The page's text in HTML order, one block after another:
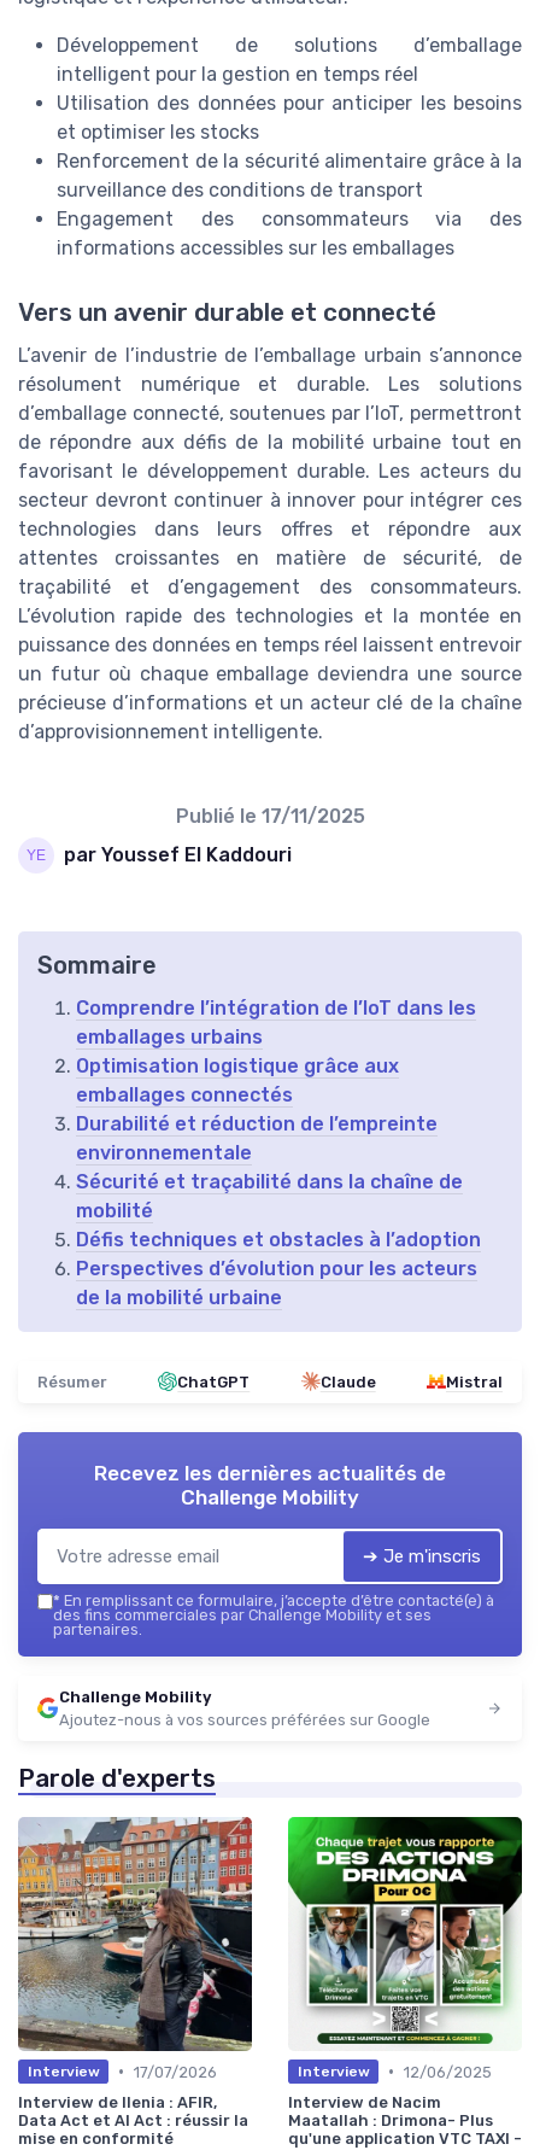
Développement de solutions d’emballage
intelligent pour la gestion en temps réel
Utilisation des données pour anticiper les besoins
et optimiser les stocks
Renforcement de la sécurité alimentaire grâce à la
surveillance des conditions de transport
Engagement des consommateurs via des
informations accessibles sur les emballages
Vers un avenir durable et connecté
L’avenir de l’industrie de l’emballage urbain s’annonce
résolument numérique et durable. Les solutions
d’emballage connecté, soutenues par l’IoT, permettront
de répondre aux défis de la mobilité urbaine tout en
favorisant le développement durable. Les acteurs du
secteur devront continuer à innover pour intégrer ces
technologies dans leurs offres et répondre aux
attentes croissantes en matière de sécurité, de
traçabilité et d’engagement des consommateurs.
L’évolution rapide des technologies et la montée en
puissance des données en temps réel laissent entrevoir
un futur où chaque emballage deviendra une source
précieuse d’informations et un acteur clé de la chaîne
d’approvisionnement intelligente.
Publié le 17/11/2025
par Youssef El Kaddouri
Sommaire
Comprendre l’intégration de l’IoT dans les
emballages urbains
Optimisation logistique grâce aux
emballages connectés
Durabilité et réduction de l’empreinte
environnementale
Sécurité et traçabilité dans la chaîne de
mobilité
Défis techniques et obstacles à l’adoption
Perspectives d’évolution pour les acteurs
de la mobilité urbaine
Résumer ChatGPT Claude Mistral
Recevez les dernières actualités de
Challenge Mobility
➔ Je m'inscris
* En remplissant ce formulaire, j’accepte d’être contacté(e) à
des fins commerciales par Challenge Mobility et ses
partenaires.
Challenge Mobility
Ajoutez-nous à vos sources préférées sur Google
Parole d'experts
Interview • 17/07/2026
Interview de Ilenia : AFIR,
Data Act et AI Act : réussir la
mise en conformité
Interview • 12/06/2025
Interview de Nacim
Maatallah : Drimona- Plus
qu'une application VTC TAXI -